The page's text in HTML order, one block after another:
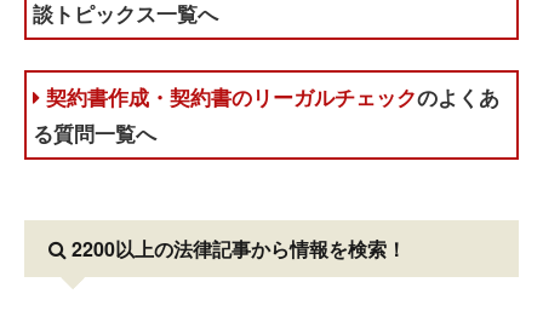
談トピックス一覧へ
契約書作成・契約書のリーガルチェックのよくあ
る質問一覧へ
2200以上の法律記事から情報を検索！